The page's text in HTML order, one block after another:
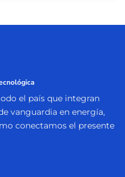
el país que integran
vanguardia en energía,
conectamos el presente